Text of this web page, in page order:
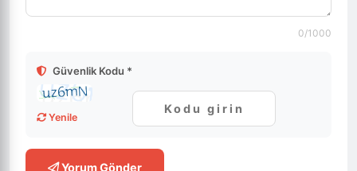
0/1000
Güvenlik Kodu *
Yenile
Yorum Gönder